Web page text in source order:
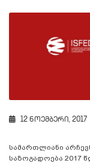
12 ნოემბერი, 2017
სამართლიანი
საზოგადოება 2017